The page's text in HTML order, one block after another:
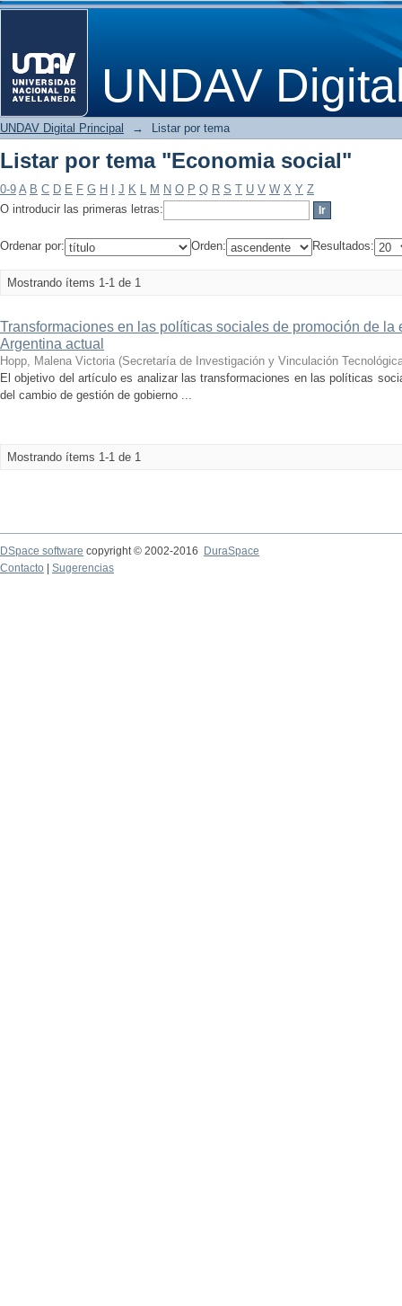
UNDAV
Listar por tema "Economia social"
UNDAV Digital Principal → Listar por tema
Listar por tema "Economia social"
0-9 A B C D E F G H J K L M N O P Q R S T U V W X Y Z
O introducir las primeras letras:
Ordenar por: Orden: Resultados:
Mostrando ítems 1-1 de 1
Transformaciones en las políticas sociales de promoción de
Argentina actual
Hopp, Malena Victoria (Secretaría de Investigación y Vinculación
El objetivo del artículo es analizar las transformaciones en las políticas
del cambio de gestión de gobierno ...
Mostrando ítems 1-1 de 1
DSpace software copyright © 2002-2016
DuraSpace
Contacto
Sugerencias